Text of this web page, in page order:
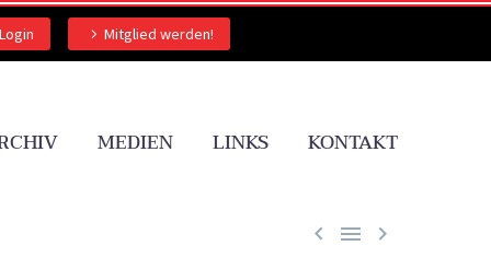
Login Mitglied werden!
MEDIEN LINKS KONTAKT
  